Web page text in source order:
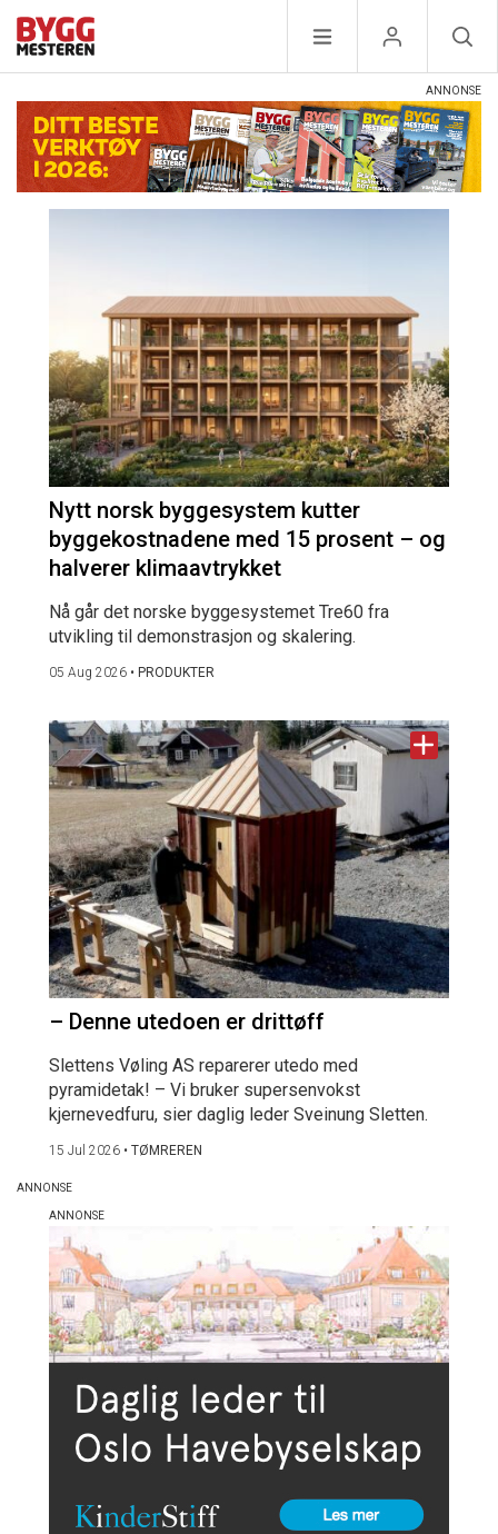
Nytt norsk byggesystem kutter
byggekostnadene med 15 prosent – og
halverer klimaavtrykket
Nå går det norske byggesystemet Tre60 fra
utvikling til demonstrasjon og skalering.
05 Aug 2026 • PRODUKTER
– Denne utedoen er drittøff
Slettens Vøling AS reparerer utedo med
pyramidetak! – Vi bruker supersenvokst
kjernevedfuru, sier daglig leder Sveinung Sletten.
15 Jul 2026 • TØMREREN